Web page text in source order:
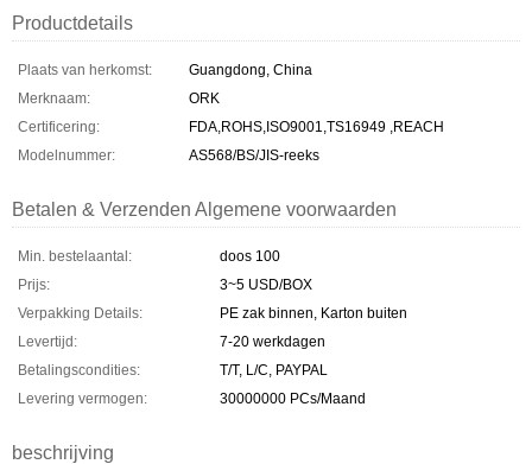
Productdetails
Plaats van herkomst:
Guangdong, China
Merknaam:
ORK
Certificering:
FDA,ROHS,ISO9001,TS16949 ,REACH
Modelnummer:
AS568/BS/JIS-reeks
Betalen & Verzenden Algemene voorwaarden
Min. bestelaantal:
doos 100
Prijs:
3~5 USD/BOX
Verpakking Details:
PE zak binnen, Karton buiten
Levertijd:
7-20 werkdagen
Betalingscondities:
T/T, L/C, PAYPAL
Levering vermogen:
30000000 PCs/Maand
beschrijving